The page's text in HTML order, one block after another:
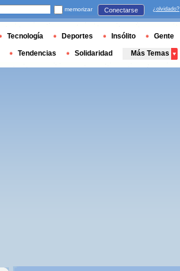
memorizar Conectarse ¿olvidado?
Tecnología Deportes Insólito Gente
Tendencias Solidaridad Más Temas